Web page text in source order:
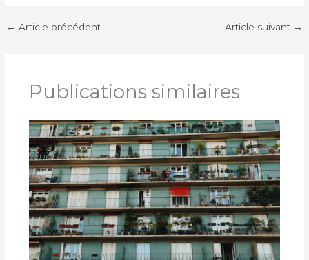
← Article précédent Article suivant →
Publications similaires